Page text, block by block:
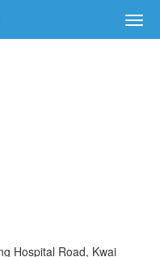
Hospital Road, Kwai